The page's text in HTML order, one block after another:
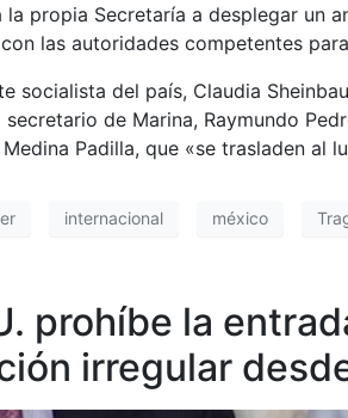
la propia Secretaría a desplegar un
las autoridades competentes
socialista del país, Claudia
de Marina, Raymundo
Padilla, que «se trasladen al
internacional méxico
prohíbe la
irregular